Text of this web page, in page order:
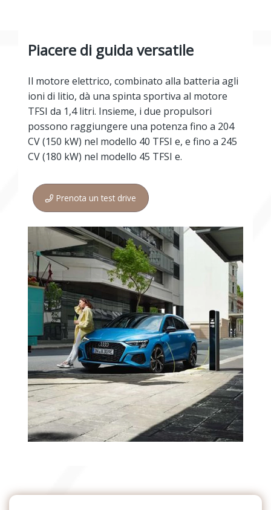
Piacere di guida versatile
Il motore elettrico, combinato alla batteria agli
ioni di litio, dà una spinta sportiva al motore
TFSI da 1,4 litri. Insieme, i due propulsori
possono raggiungere una potenza fino a 204
CV (150 kW) nel modello 40 TFSI e, e fino a 245
CV (180 kW) nel modello 45 TFSI e.
Prenota un test drive